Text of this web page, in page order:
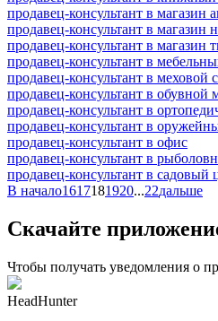
продавец-консультант в магазин
продавец-консультант в магазин
продавец-консультант в магазин
продавец-консультант в
продавец-консультант в меховой
продавец-консультант в обувной
продавец-консультант в
продавец-консультант в
продавец-консультант в офис
продавец-консультант в
продавец-консультант в садовый
В начало1617181920...22дальше
Скачайте
Чтобы получать уведомления о
HeadHunter